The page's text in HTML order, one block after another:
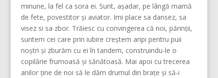
minune, la fel ca sora ei. Sunt, așadar, pe lângă mamă
de fete, povestitor și aviator. Imi place sa dansez, sa
visez si sa zbor. Trăiesc cu convingerea că noi, părinţii,
suntem cei care prin iubire creştem aripi pentru puii
noştri şi zburăm cu ei în tandem, construindu-le o
copilărie frumoasă şi sănătoasă. Mai apoi cu trecerea
anilor ține de noi să le dăm drumul din braţe și să-i